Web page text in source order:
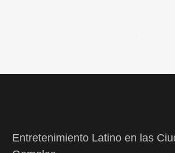
Entretenimiento Latino en las